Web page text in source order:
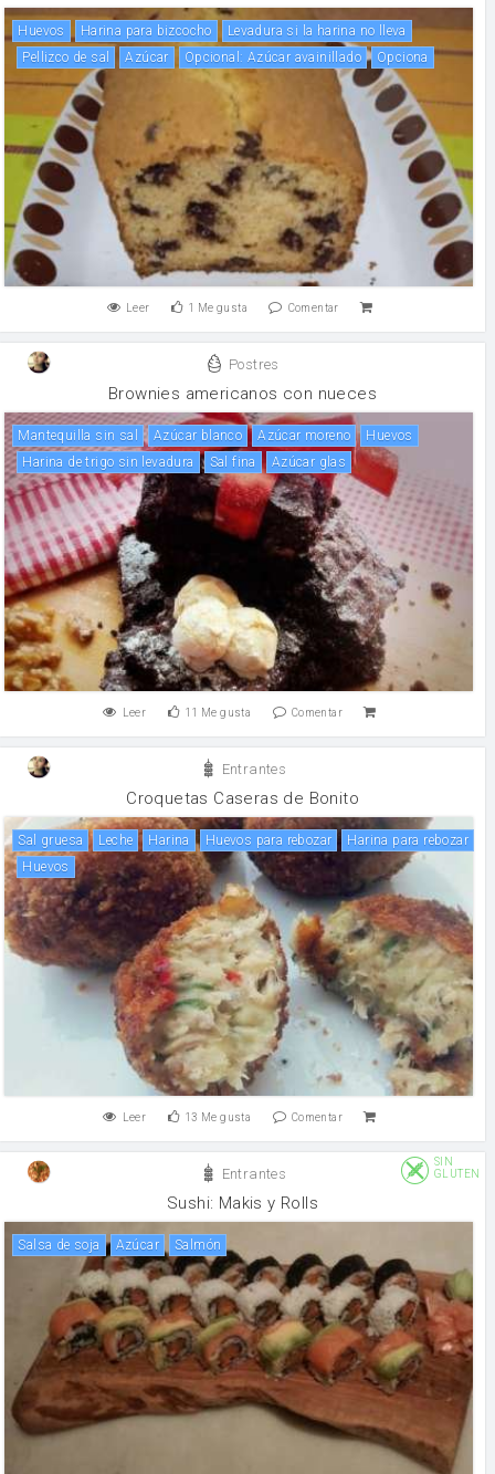
huevos Harina para bizcocho
Levadura si la harina no lleva
Pellizco de sal
Azúcar Opcional: Azúcar avainillado Opciona
Leer 1 Me gusta Comentar
Postres
Brownies americanos con nueces
mantequilla sin sal Azúcar blanco Azúcar moreno
huevos
Harina de trigo sin levadura
Sal fina azúcar glas
Leer 11 Me gusta Comentar
Entrantes
Croquetas Caseras de Bonito
Sal gruesa leche harina Huevos para rebozar
Harina para rebozar
huevos
Leer 13 Me gusta Comentar
Entrantes
SIN
GLUTEN
Sushi: Makis y Rolls
salsa de soja Azúcar salmón